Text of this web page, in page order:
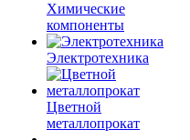
Химические
компоненты
Электротехника
Цветной
металлопрокат